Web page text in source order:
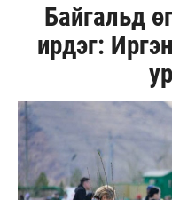
Байгальд
ирдэг: